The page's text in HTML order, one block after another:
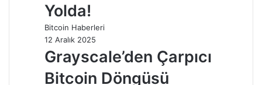
Yolda!
Bitcoin Haberleri
12 Aralık 2025
Grayscale’den Çarpıcı
Bitcoin Döngüsü